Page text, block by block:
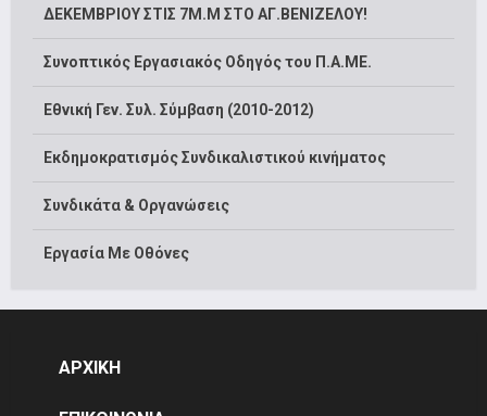
ΔΕΚΕΜΒΡΙΟΥ ΣΤΙΣ 7Μ.Μ ΣΤΟ ΑΓ.ΒΕΝΙΖΕΛΟΥ!
Συνοπτικός Εργασιακός Οδηγός του Π.Α.ΜΕ.
Εθνική Γεν. Συλ. Σύμβαση (2010-2012)
Εκδημοκρατισμός Συνδικαλιστικού κινήματος
Συνδικάτα & Οργανώσεις
Εργασία Με Οθόνες
ΑΡΧΙΚΗ